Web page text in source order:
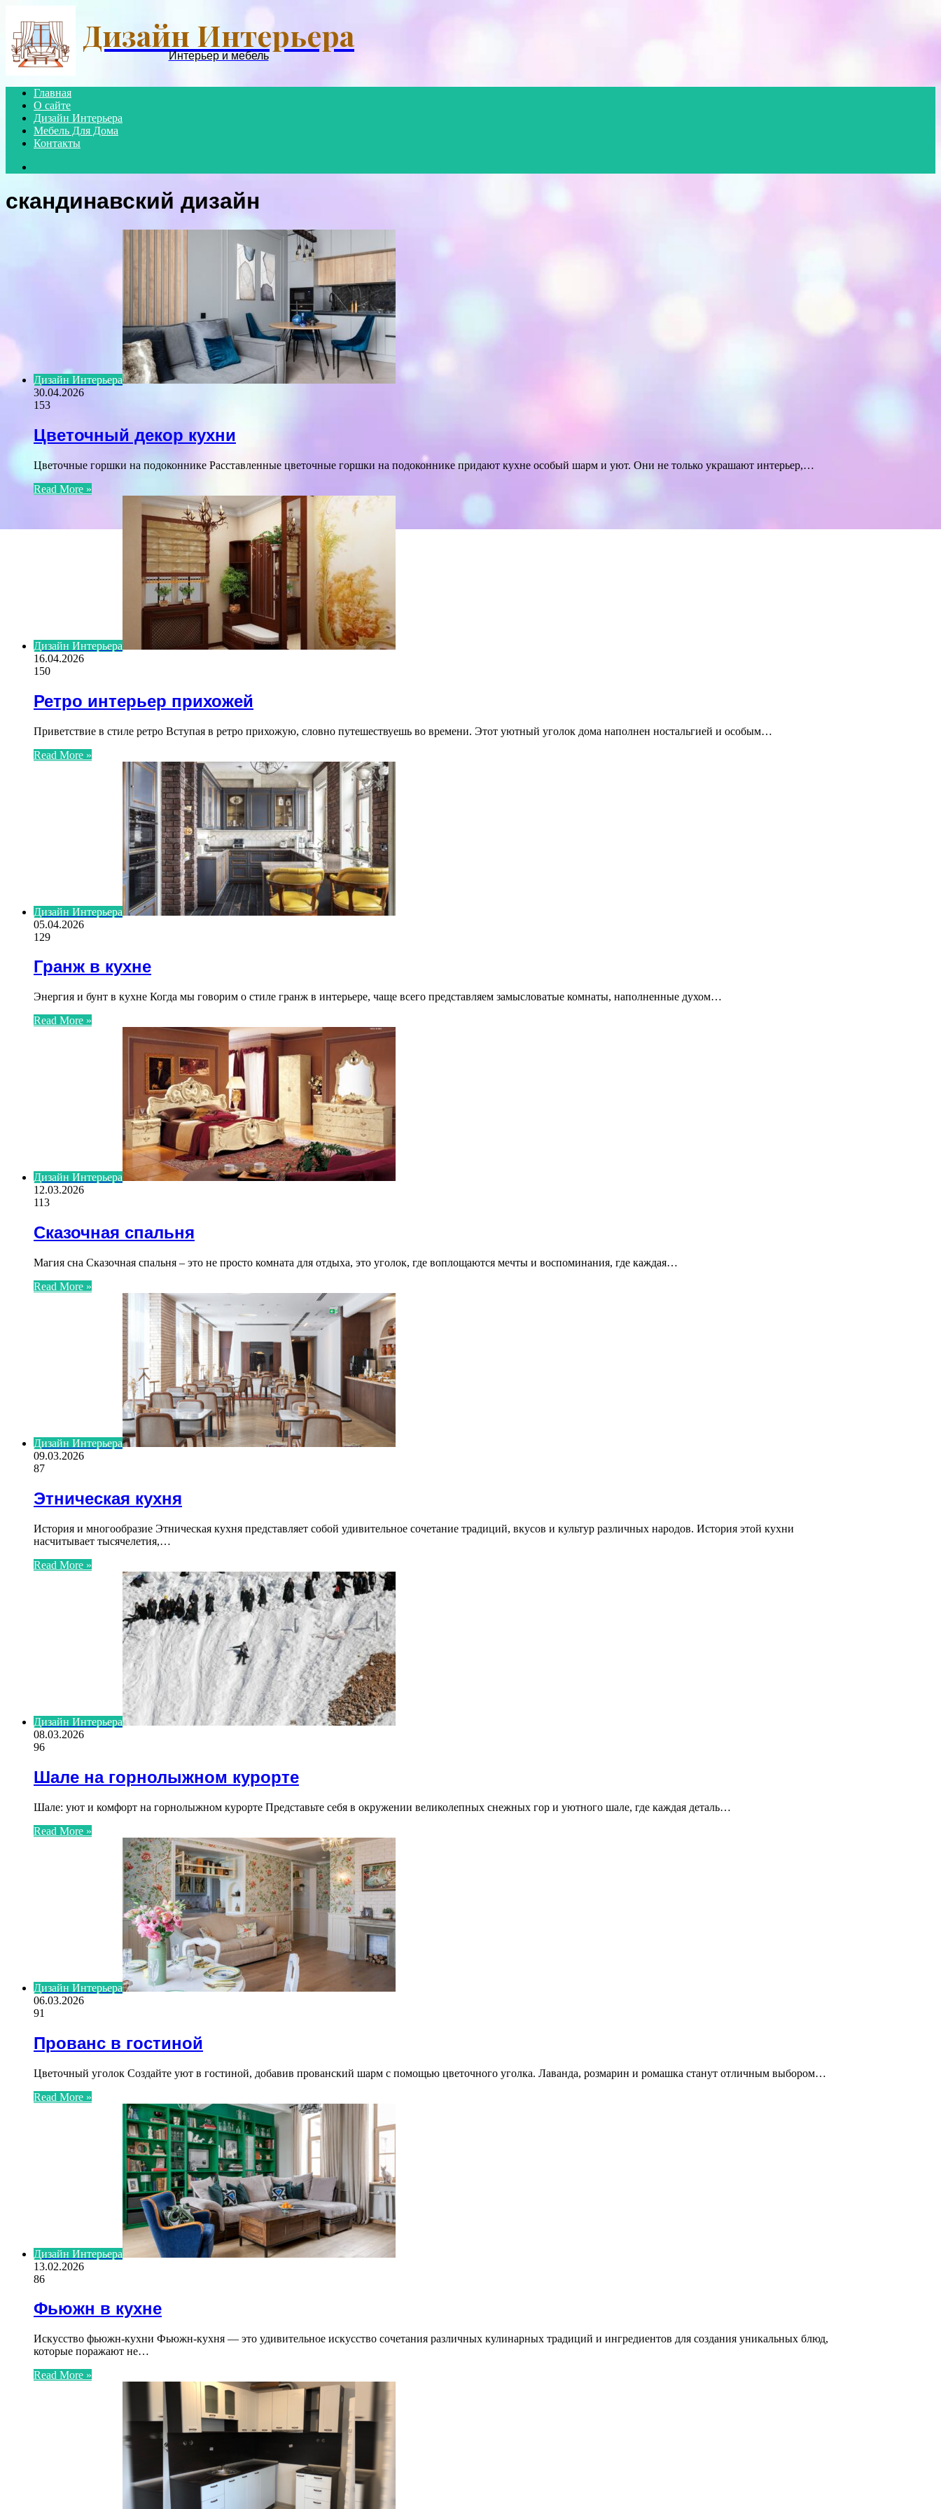
Дизайн Интерьера
Интерьер и мебель
Главная
О сайте
Дизайн Интерьера
Мебель Для Дома
Контакты
скандинавский дизайн
Дизайн Интерьера
30.04.2026
153
Цветочный декор кухни
Цветочные горшки на подоконнике Расставленные цветочные горшки на подоконнике придают кухне особый шарм и уют. Они не только украшают интерьер,…
Read More »
Дизайн Интерьера
16.04.2026
150
Ретро интерьер прихожей
Приветствие в стиле ретро Вступая в ретро прихожую, словно путешествуешь во времени. Этот уютный уголок дома наполнен ностальгией и особым…
Read More »
Дизайн Интерьера
05.04.2026
129
Гранж в кухне
Энергия и бунт в кухне Когда мы говорим о стиле гранж в интерьере, чаще всего представляем замысловатые комнаты, наполненные духом…
Read More »
Дизайн Интерьера
12.03.2026
113
Сказочная спальня
Магия сна Сказочная спальня – это не просто комната для отдыха, это уголок, где воплощаются мечты и воспоминания, где каждая…
Read More »
Дизайн Интерьера
09.03.2026
87
Этническая кухня
История и многообразие Этническая кухня представляет собой удивительное сочетание традиций, вкусов и культур различных народов. История этой кухни
насчитывает тысячелетия,…
Read More »
Дизайн Интерьера
08.03.2026
96
Шале на горнолыжном курорте
Шале: уют и комфорт на горнолыжном курорте Представьте себя в окружении великолепных снежных гор и уютного шале, где каждая деталь…
Read More »
Дизайн Интерьера
06.03.2026
91
Прованс в гостиной
Цветочный уголок Создайте уют в гостиной, добавив прованский шарм с помощью цветочного уголка. Лаванда, розмарин и ромашка станут отличным выбором…
Read More »
Дизайн Интерьера
13.02.2026
86
Фьюжн в кухне
Искусство фьюжн-кухни Фьюжн-кухня — это удивительное искусство сочетания различных кулинарных традиций и ингредиентов для создания уникальных блюд,
которые поражают не…
Read More »